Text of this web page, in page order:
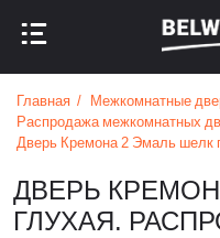
НАЗАД В МЕНЮ
НАЗАД В МЕНЮ
Главная
Межкомнатные
Распродажа межкомнатных
Дверь Кремона 2 Эмаль шелк
ДВЕРЬ
ГЛУХАЯ.